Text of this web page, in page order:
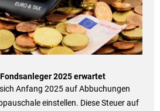
2025 erwartet
Anfang 2025 auf Abbuchungen
einstellen. Diese Steuer auf